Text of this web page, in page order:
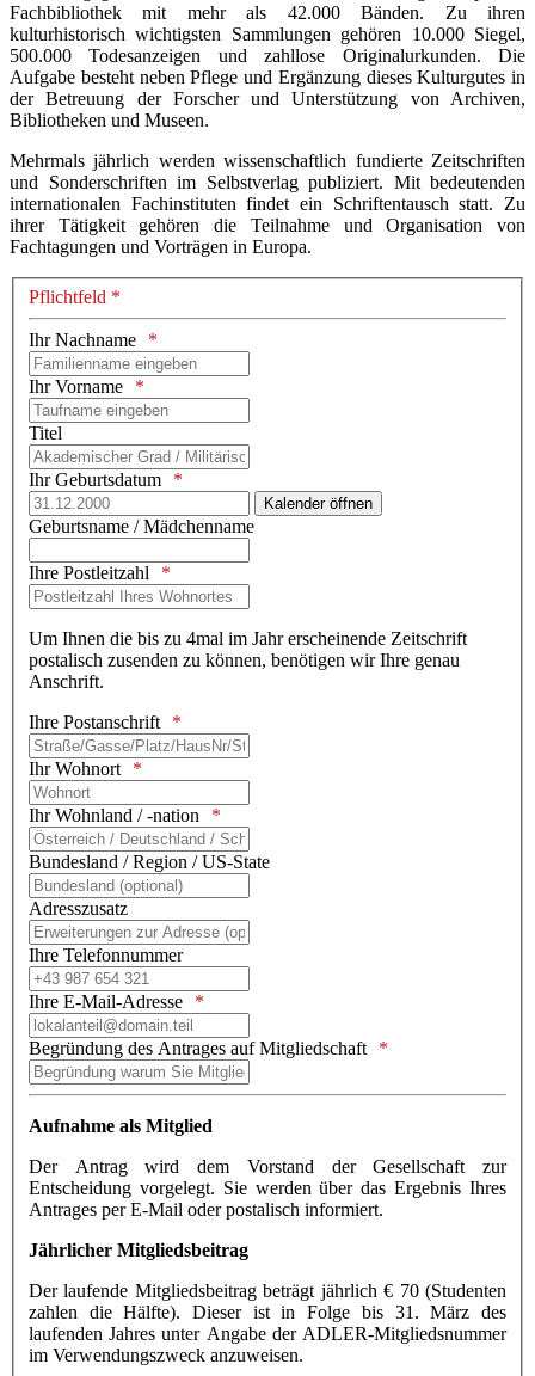
Fachbibliothek mit mehr als 42.000 Bänden. Zu ihren
kulturhistorisch wichtigsten Sammlungen gehören 10.000 Siegel,
500.000 Todesanzeigen und zahllose Originalurkunden. Die
Aufgabe besteht neben Pflege und Ergänzung dieses Kulturgutes in
der Betreuung der Forscher und Unterstützung von Archiven,
Bibliotheken und Museen.
Mehrmals jährlich werden wissenschaftlich fundierte Zeitschriften
und Sonderschriften im Selbstverlag publiziert. Mit bedeutenden
internationalen Fachinstituten findet ein Schriftentausch statt. Zu
ihrer Tätigkeit gehören die Teilnahme und Organisation von
Fachtagungen und Vorträgen in Europa.
Pflichtfeld *
Ihr Nachname
Ihr Vorname
Titel
Ihr Geburtsdatum
Kalender öffnen
Geburtsname / Mädchenname
Ihre Postleitzahl
Um Ihnen die bis zu 4mal im Jahr erscheinende Zeitschrift
postalisch zusenden zu können, benötigen wir Ihre genau
Anschrift.
Ihre Postanschrift
Ihr Wohnort
Ihr Wohnland / -nation
Bundesland / Region / US-State
Adresszusatz
Ihre Telefonnummer
Ihre E-Mail-Adresse
Begründung des Antrages auf Mitgliedschaft
Aufnahme als Mitglied
Der Antrag wird dem Vorstand der Gesellschaft zur
Entscheidung vorgelegt. Sie werden über das Ergebnis Ihres
Antrages per E-Mail oder postalisch informiert.
Jährlicher Mitgliedsbeitrag
Der laufende Mitgliedsbeitrag beträgt jährlich € 70 (Studenten
zahlen die Hälfte). Dieser ist in Folge bis 31. März des
laufenden Jahres unter Angabe der ADLER-Mitgliedsnummer
im Verwendungszweck anzuweisen.